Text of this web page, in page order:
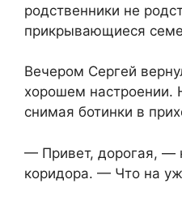
родственники не
прикрывающиеся
Вечером Сергей
хорошем настроении.
снимая ботинки в
— Привет, дорогая, —
коридора. — Что на